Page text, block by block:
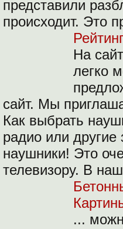
представили
происходит. Это
На
легко
сайт. Мы
Как выбрать
радио или
наушники! Это
телевизору. В
...